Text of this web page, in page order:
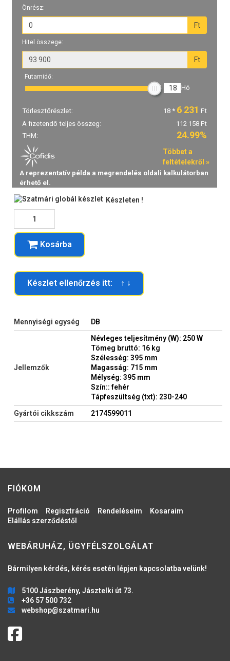
Készleten !
Kosárba
Készlet ellenőrzés itt: ↑ ↓
Mennyiségi egység DB
Jellemzők
Névleges teljesítmény (W): 250 W
Tömeg bruttó: 16 kg
Szélesség: 395 mm
Magasság: 715 mm
Mélység: 395 mm
Szín:: fehér
Tápfeszültség (txt): 230-240
Gyártói cikkszám
2174599011
FIÓKOM
Profilom Regisztráció Rendeléseim
Kosaraim
Elállás szerződéstől
WEBÁRUHÁZ, ÜGYFÉLSZOLGÁLAT
Bármilyen kérdés, kérés esetén lépjen kapcsolatba velünk!
5100 Jászberény, Jásztelki út 73.
+36 57 500 732
webshop@szatmari.hu